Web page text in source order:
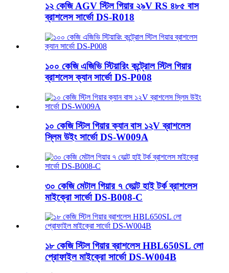
১২ কেজি AGV স্টিল গিয়ার ২৯V RS ৪৮৫ বাস
ব্রাশলেস সার্ভো DS-R018
১০০ কেজি এজিভি স্টিয়ারিং কন্ট্রোল স্টিল গিয়ার
ব্রাশলেস ক্যান সার্ভো DS-P008
১০ কেজি স্টিল গিয়ার ক্যান বাস ১২V ব্রাশলেস
স্লিম উইং সার্ভো DS-W009A
৩০ কেজি মেটাল গিয়ার ৭ ভোল্ট হাই টর্ক ব্রাশলেস
মাইক্রো সার্ভো DS-B008-C
১৮ কেজি স্টিল গিয়ার ব্রাশলেস HBL650SL লো
প্রোফাইল মাইক্রো সার্ভো DS-W004B